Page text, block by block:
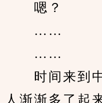
嗯？
……
……
时间来到中
人渐渐多了起